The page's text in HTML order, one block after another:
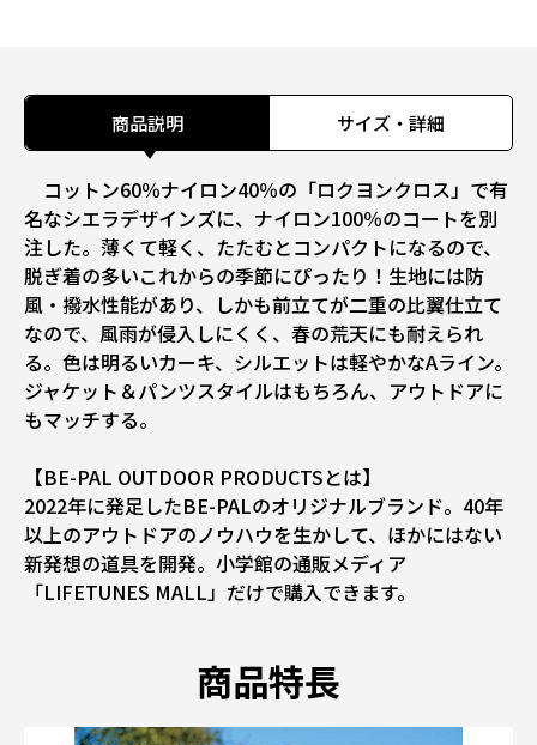
商品説明 サイズ・詳細
コットン60％ナイロン40％の「ロクヨンクロス」で有
名なシエラデザインズに、ナイロン100％のコートを別
注した。薄くて軽く、たたむとコンパクトになるので、
脱ぎ着の多いこれからの季節にぴったり！生地には防
風・撥水性能があり、しかも前立てが二重の比翼仕立て
なので、風雨が侵入しにくく、春の荒天にも耐えられ
る。色は明るいカーキ、シルエットは軽やかなAライン。
ジャケット＆パンツスタイルはもちろん、アウトドアに
もマッチする。
【BE-PAL OUTDOOR PRODUCTSとは】
2022年に発足したBE-PALのオリジナルブランド。40年
以上のアウトドアのノウハウを生かして、ほかにはない
新発想の道具を開発。小学館の通販メディア
「LIFETUNES MALL」だけで購入できます。
商品特長